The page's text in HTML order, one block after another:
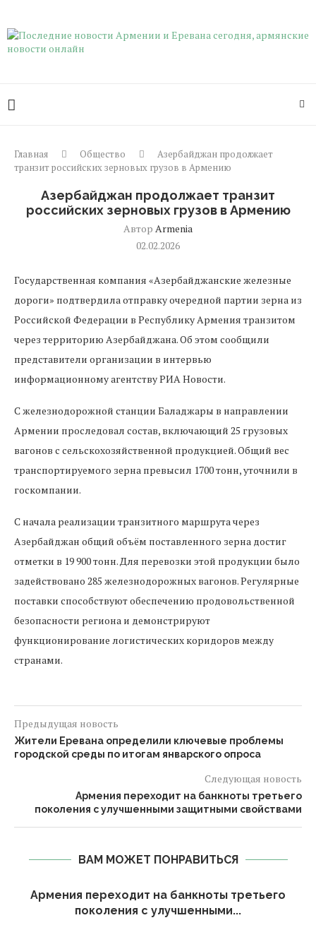
Главная Общество
Азербайджан продолжает
транзит российских зерновых грузов в Армению
Азербайджан продолжает транзит
российских зерновых грузов в Армению
Автор Armenia
02.02.2026
Государственная компания «Азербайджанские железные
дороги» подтвердила отправку очередной партии зерна из
Российской Федерации в Республику Армения транзитом
через территорию Азербайджана. Об этом сообщили
представители организации в интервью
информационному агентству РИА Новости.
С железнодорожной станции Баладжары в направлении
Армении проследовал состав, включающий 25 грузовых
вагонов с сельскохозяйственной продукцией. Общий вес
транспортируемого зерна превысил 1700 тонн, уточнили в
госкомпании.
С начала реализации транзитного маршрута через
Азербайджан общий объём поставленного зерна достиг
отметки в 19 900 тонн. Для перевозки этой продукции было
задействовано 285 железнодорожных вагонов. Регулярные
поставки способствуют обеспечению продовольственной
безопасности региона и демонстрируют
функционирование логистических коридоров между
странами.
Предыдущая новость
Жители Еревана определили ключевые проблемы
городской среды по итогам январского опроса
Следующая новость
Армения переходит на банкноты третьего
поколения с улучшенными защитными свойствами
ВАМ МОЖЕТ ПОНРАВИТЬСЯ
Армения переходит на банкноты третьего
поколения с улучшенными...